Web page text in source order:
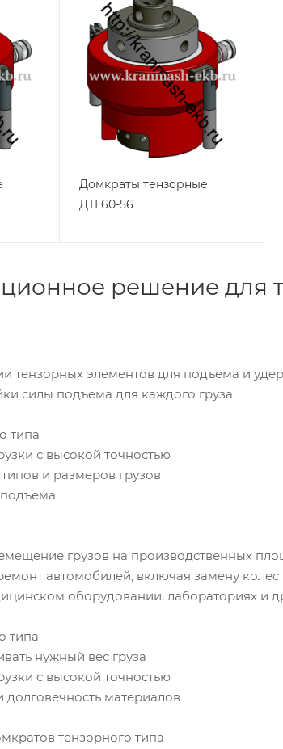
Домкраты тензорные
ДТГ60-56
решение для
тензорных элементов для подъема и
силы подъема для каждого груза
типа
с высокой точностью
и размеров грузов
грузов на производственных
автомобилей, включая замену колес
оборудовании, лабораториях и
типа
нужный вес груза
с высокой точностью
долговечность материалов
тензорного типа